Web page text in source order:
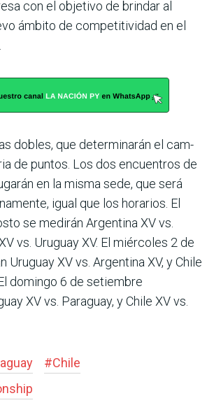
con el objetivo de brindar al
ámbito de competitividad en el
dobles, que determinarán el cam­
de pun­tos. Los dos encuentros de
en la misma sede, que será
igual que los horarios. El
se medirán Argen­tina XV vs.
vs. Uruguay XV. El miér­coles 2 de
Uruguay XV vs. Argentina XV, y Chile
domingo 6 de setiembre
XV vs. Paraguay, y Chile XV vs.
#Chile